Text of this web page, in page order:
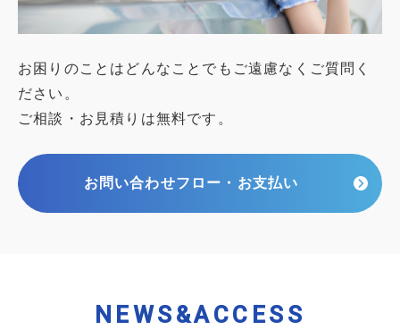
お困りのことはどんなことでもご遠慮なくご質問く
ださい。
ご相談・お見積りは無料です。
お問い合わせフロー・お支払い
NEWS&ACCESS